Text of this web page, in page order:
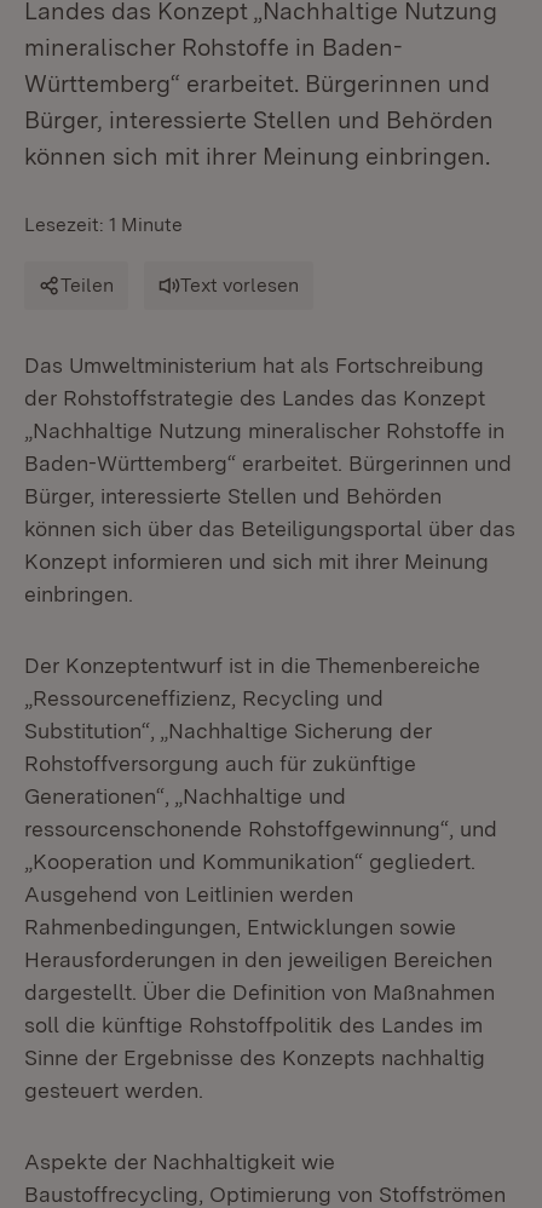
Landes das Konzept „Nachhaltige Nutzung
mineralischer Rohstoffe in Baden-
Württemberg“ erarbeitet. Bürgerinnen und
Bürger, interessierte Stellen und Behörden
können sich mit ihrer Meinung einbringen.
Lesezeit: 1 Minute
Teilen Text vorlesen
Das Umweltministerium hat als Fortschreibung
der Rohstoffstrategie des Landes das Konzept
„Nachhaltige Nutzung mineralischer Rohstoffe in
Baden-Württemberg“ erarbeitet. Bürgerinnen und
Bürger, interessierte Stellen und Behörden
können sich über das Beteiligungsportal über das
Konzept informieren und sich mit ihrer Meinung
einbringen.
Der Konzeptentwurf ist in die Themenbereiche
„Ressourceneffizienz, Recycling und
Substitution“, „Nachhaltige Sicherung der
Rohstoffversorgung auch für zukünftige
Generationen“, „Nachhaltige und
ressourcenschonende Rohstoffgewinnung“, und
„Kooperation und Kommunikation“ gegliedert.
Ausgehend von Leitlinien werden
Rahmenbedingungen, Entwicklungen sowie
Herausforderungen in den jeweiligen Bereichen
dargestellt. Über die Definition von Maßnahmen
soll die künftige Rohstoffpolitik des Landes im
Sinne der Ergebnisse des Konzepts nachhaltig
gesteuert werden.
Aspekte der Nachhaltigkeit wie
Baustoffrecycling, Optimierung von Stoffströmen